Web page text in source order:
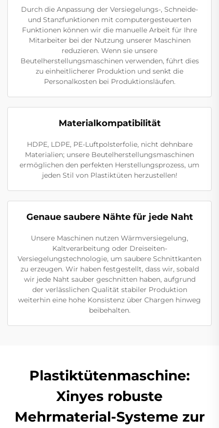
Durch die Anpassung der Versiegelungs-, Schneide-
und Stanzfunktionen mit computergesteuerten
Funktionen können wir die manuelle Arbeit für Ihre
Mitarbeiter bei der Nutzung unserer Maschinen
reduzieren. Wenn sie unsere
Beutelherstellungsmaschinen verwenden, führt dies
zu einheitlicherer Produktion und senkt die
Personalkosten bei Produktionsläufen.
Materialkompatibilität
HDPE, LDPE, PE-Luftpolsterfolie, nicht dehnbare
Materialien; unsere Beutelherstellungsmaschinen
ermöglichen den perfekten Herstellungsprozess, um
jeden Stil von Plastiktüten herzustellen!
Genaue saubere Nähte für jede Naht
Unsere Maschinen nutzen Wärmversiegelung,
Kaltverarbeitung oder Dreiseiten-
Versiegelungstechnologie, um saubere Schnittkanten
zu erzeugen. Wir haben festgestellt, dass wir, sobald
wir jede Naht sauber geschnitten haben, aufgrund
der verlässlichen Qualität stabiler Produktion
weiterhin eine hohe Konsistenz über Chargen hinweg
beibehalten.
Plastiktütenmaschine:
Xinyes robuste
Mehrmaterial-Systeme zur